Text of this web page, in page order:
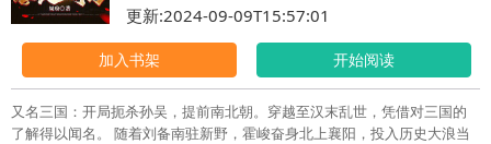
更新:2024-09-09T15:57:01
加入书架 开始阅读
又名三国：开局扼杀孙吴，提前南北朝。穿越至汉末乱世，凭借对三国的
了解得以闻名。 随着刘备南驻新野，霍峻奋身北上襄阳，投入历史大浪当